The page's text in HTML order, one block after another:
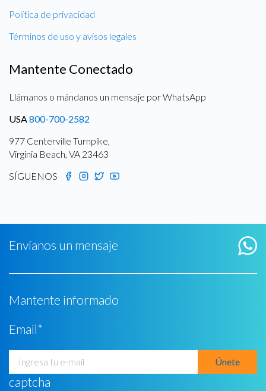
Política de privacidad
Términos de uso y avisos legales
Mantente Conectado
Llámanos o mándanos un mensaje por WhatsApp
USA800-700-2582
977 Centerville Turnpike,
Virginia Beach, VA 23463
SÍGUENOS
Envíanos un mensaje
Mantente informado
Email*
captcha